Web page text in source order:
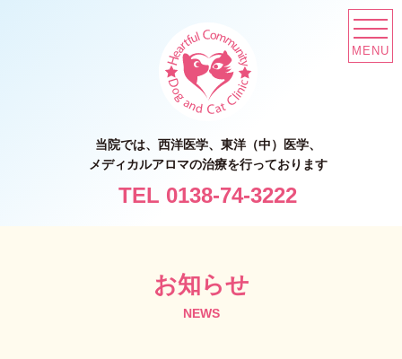
当院では、西洋医学、東洋（中）医学、
メディカルアロマの治療を行っております
TEL 0138-74-3222
MENU
お知らせ
NEWS